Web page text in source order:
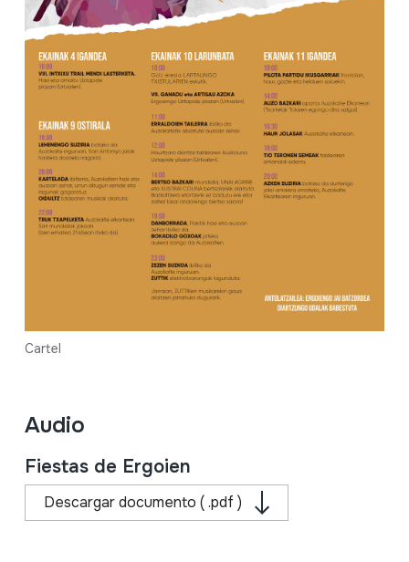
Cartel
Audio
Fiestas de Ergoien
Descargar documento ( .pdf )